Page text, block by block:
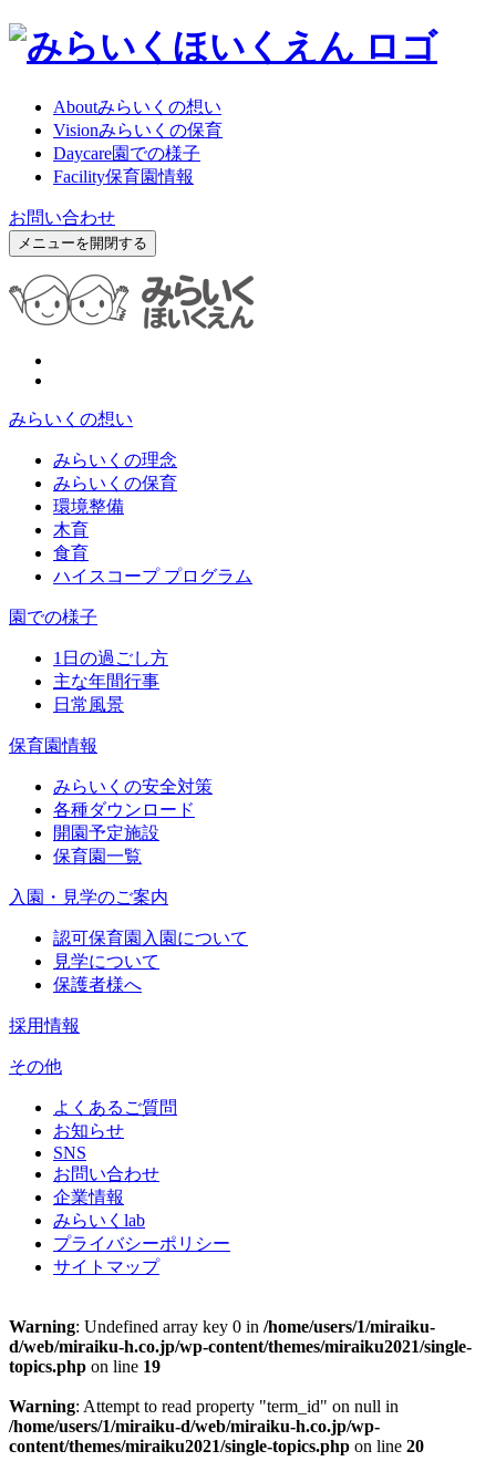
Aboutみらいくの想い
Visionみらいくの保育
Daycare園での様子
Facility保育園情報
お問い合わせ
メニューを開閉する
みらいくの想い
みらいくの理念
みらいくの保育
環境整備
木育
食育
ハイスコープ プログラム
園での様子
1日の過ごし方
主な年間行事
日常風景
保育園情報
みらいくの安全対策
各種ダウンロード
開園予定施設
保育園一覧
入園・見学のご案内
認可保育園入園について
見学について
保護者様へ
採用情報
その他
よくあるご質問
お知らせ
SNS
お問い合わせ
企業情報
みらいくlab
プライバシーポリシー
サイトマップ
Warning: Undefined array key 0 in /home/users/1/miraiku-
d/web/miraiku-h.co.jp/wp-content/themes/miraiku2021/single-
topics.php on line 19
Warning: Attempt to read property "term_id" on null in
/home/users/1/miraiku-d/web/miraiku-h.co.jp/wp-
content/themes/miraiku2021/single-topics.php on line 20